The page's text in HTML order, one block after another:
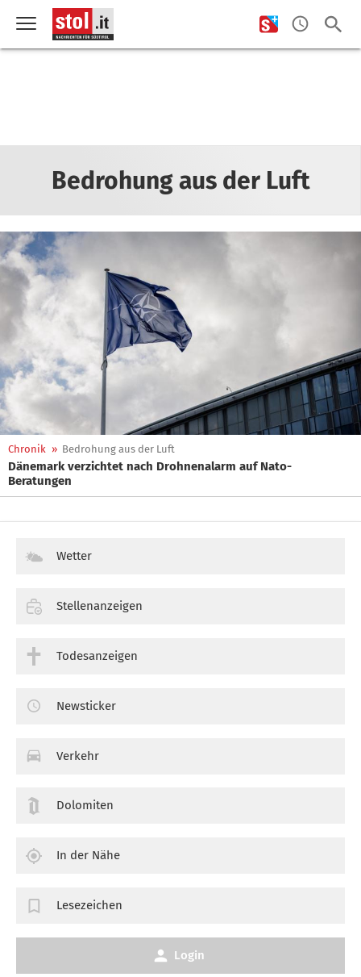
Bedrohung aus der Luft
Chronik » Bedrohung aus der Luft
Dänemark verzichtet nach Drohnenalarm auf Nato-
Beratungen
Wetter
Stellenanzeigen
Todesanzeigen
Newsticker
Verkehr
Dolomiten
In der Nähe
Lesezeichen
Login